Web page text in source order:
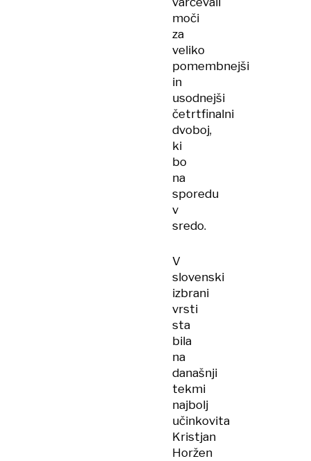
moči
za
veliko
pomembnejši
in
usodnejši
četrtfinalni
dvoboj,
ki
bo
na
sporedu
v
sredo.
V
slovenski
izbrani
vrsti
sta
bila
na
današnji
tekmi
najbolj
učinkovita
Kristjan
Horžen